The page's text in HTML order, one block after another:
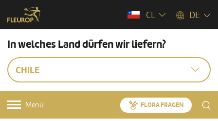
CL DE
In welches Land dürfen wir liefern?
CHILE
Menü FLORA FRAGEN